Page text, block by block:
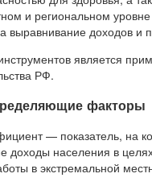
и региональном
выравнивание доходов и
является
РФ.
факторы
— показатель, на
доходы населения в
в экстремальной